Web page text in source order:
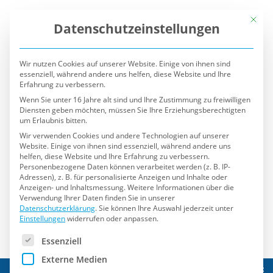
Mit
Datenschutzeinstellungen
Wir nutzen Cookies auf unserer Website. Einige von ihnen sind
essenziell, während andere uns helfen, diese Website und Ihre
Erfahrung zu verbessern.
Wenn Sie unter 16 Jahre alt sind und Ihre Zustimmung zu freiwilligen
Diensten geben möchten, müssen Sie Ihre Erziehungsberechtigten
um Erlaubnis bitten.
Wir verwenden Cookies und andere Technologien auf unserer
Website. Einige von ihnen sind essenziell, während andere uns
helfen, diese Website und Ihre Erfahrung zu verbessern.
Personenbezogene Daten können verarbeitet werden (z. B. IP-
Adressen), z. B. für personalisierte Anzeigen und Inhalte oder
Anzeigen- und Inhaltsmessung.Weitere Informationen über die
Verwendung Ihrer Daten finden Sie in unserer
Datenschutzerklärung.Sie können Ihre Auswahl jederzeit unter
Einstellungenwiderrufen oder anpassen.
Es folgt eine Liste der Service-Gruppen, für die eine
Essenziell
Externe Medien